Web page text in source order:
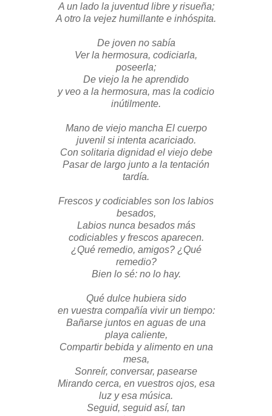
A un lado la juventud libre y risueña;
A otro la vejez humillante e inhóspita.
De joven no sabía
Ver la hermosura, codiciarla,
poseerla;
De viejo la he aprendido
y veo a la hermosura, mas la codicio
inútilmente.
Mano de viejo mancha El cuerpo
juvenil si intenta acariciado.
Con solitaria dignidad el viejo debe
Pasar de largo junto a la tentación
tardía.
Frescos y codiciables son los labios
besados,
Labios nunca besados más
codiciables y frescos aparecen.
¿Qué remedio, amigos? ¿Qué
remedio?
Bien lo sé: no lo hay.
Qué dulce hubiera sido
en vuestra compañía vivir un tiempo:
Bañarse juntos en aguas de una
playa caliente,
Compartir bebida y alimento en una
mesa,
Sonreír, conversar, pasearse
Mirando cerca, en vuestros ojos, esa
luz y esa música.
Seguid, seguid así, tan